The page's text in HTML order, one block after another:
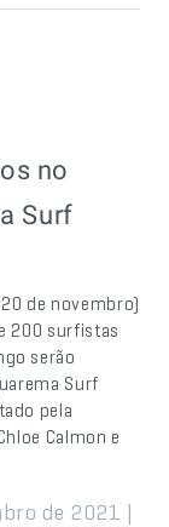
no
Surf
20 de novembro)
200 surfistas
serão
Surf
pela
Calmon e
de 2021 |